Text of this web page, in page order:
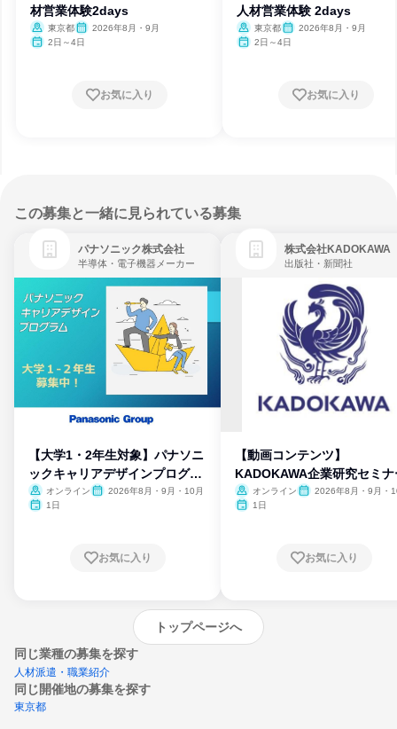
材営業体験2days
東京都
2026年8月・9月
2日～4日
お気に入り
人材営業体験 2days
東京都
2026年8月・9月
2日～4日
お気に入り
この募集と一緒に見られている募集
パナソニック株式会社
半導体・電子機器メーカー
【大学1・2年生対象】パナソニ
ックキャリアデザインプログラ
ム
オンライン
2026年8月・9月・10月
1日
お気に入り
株式会社KADOKAWA
出版社・新聞社
【動画コンテンツ】
KADOKAWA企業研究セミナ
オンライン
2026年8月・9月・
1日
お気に入り
トップページへ
同じ業種の募集を探す
人材派遣・職業紹介
同じ開催地の募集を探す
東京都